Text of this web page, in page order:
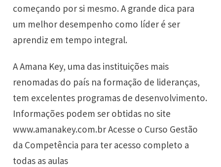
começando por si mesmo. A grande dica para
um melhor desempenho como líder é ser
aprendiz em tempo integral.
A Amana Key, uma das instituições mais
renomadas do país na formação de lideranças,
tem excelentes programas de desenvolvimento.
Informações podem ser obtidas no site
www.amanakey.com.br Acesse o Curso Gestão
da Competência para ter acesso completo a
todas as aulas